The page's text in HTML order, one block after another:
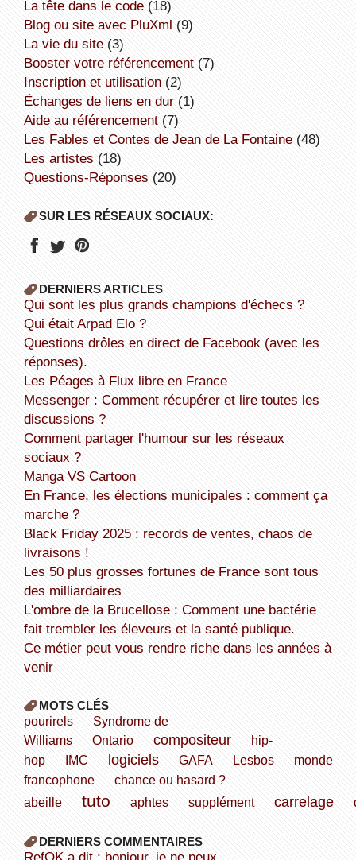
la tête dans le code(18)
Blog ou site avec PluXml (9)
la vie du site(3)
booster votre référencement(7)
inscription et utilisation(2)
échanges de liens en dur(1)
aide au référencement(7)
Les Fables et Contes de Jean de La Fontaine(48)
Les artistes (18)
Questions-Réponses (20)
SUR LES RÉSEAUX SOCIAUX:
DERNIERS ARTICLES
Qui sont les plus grands champions d'échecs ?
Qui était Arpad Elo ?
Questions drôles en direct de Facebook (avec les
réponses).
Les Péages à Flux libre en France
Messenger : Comment récupérer et lire toutes les
discussions ?
Comment partager l'humour sur les réseaux
sociaux ?
Manga VS Cartoon
En France, les élections municipales : comment ça
marche ?
Black Friday 2025 : records de ventes, chaos de
livraisons !
Les 50 plus grosses fortunes de France sont tous
des milliardaires
L'ombre de la Brucellose : Comment une bactérie
fait trembler les éleveurs et la santé publique.
Ce métier peut vous rendre riche dans les années à
venir
MOTS CLÉS
pourirels
Syndrome de
Williams
Ontario compositeur
hip-
hop
IMC logiciels GAFA Lesbos
monde
francophone
chance ou hasard ?
abeille
tuto aphtes supplément carrelage
DERNIERS COMMENTAIRES
refOK a dit : bonjour, je ne peux